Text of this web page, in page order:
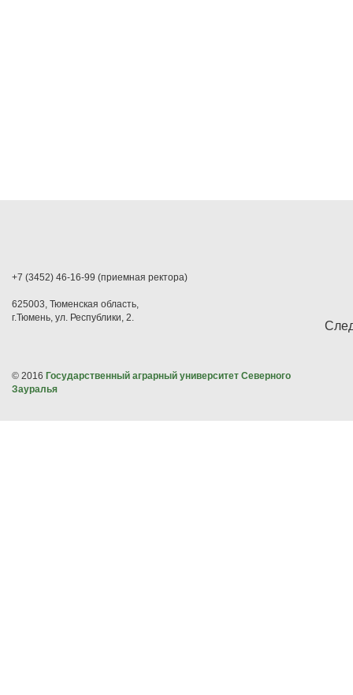
+7 (3452) 46-16-99 (приемная ректора)
625003, Тюменская область,
г.Тюмень, ул. Республики, 2.
© 2016 Государственный аграрный университет Северного
Зауралья